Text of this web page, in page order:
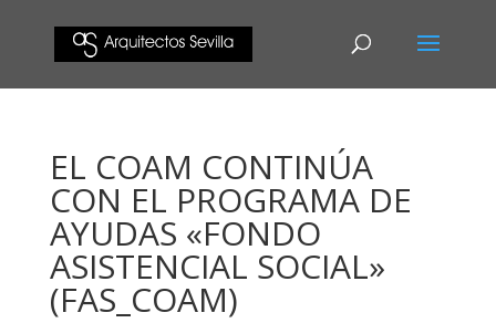
EL COAM CONTINÚA
CON EL PROGRAMA DE
AYUDAS «FONDO
ASISTENCIAL SOCIAL»
(FAS_COAM)